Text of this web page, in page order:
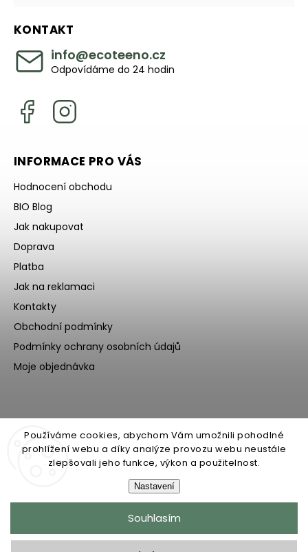
Používáme cookies, abychom Vám umožnili pohodlné
prohlížení webu a díky analýze provozu webu neustále
zlepšovali jeho funkce, výkon a použitelnost.
Nastavení
Souhlasím
KONTAKT
info@ecoteeno.cz
Odpovídáme do 24 hodin
INFORMACE PRO VÁS
Hodnocení obchodu
BIO Blog
Jak nakupovat
Doprava
Platba
Jak na reklamaci
Kontakty
Obchodní podmínky
Podmínky ochrany osobních údajů
Moje objednávka
Ecoteeno. Všechna práva vyhrazena.
Grafický návrh vytvořil a nakódoval